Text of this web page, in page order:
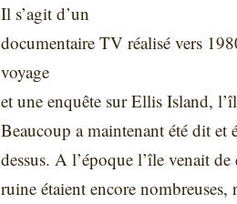
Il s’agit d’un
documentaire TV réalisé vers
voyage
et une enquête sur Ellis Island,
Beaucoup a maintenant été dit et
dessus. A l’époque l’île venait
ruine étaient encore nombreuses,